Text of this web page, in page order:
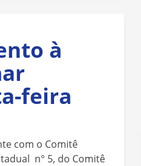
à
feira
com o Comitê
n° 5, do Comitê